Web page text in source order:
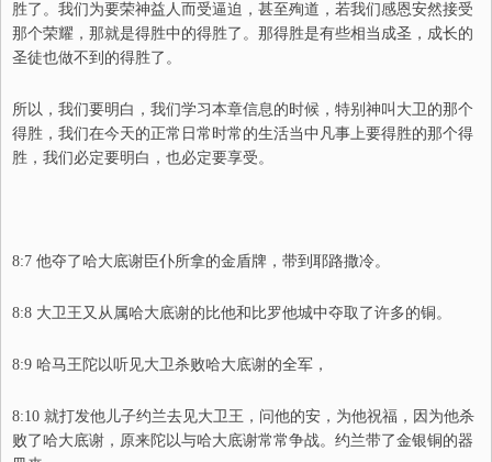
胜了。我们为要荣神益人而受逼迫，甚至殉道，若我们感恩安然接受
那个荣耀，那就是得胜中的得胜了。那得胜是有些相当成圣，成长的
圣徒也做不到的得胜了。
所以，我们要明白，我们学习本章信息的时候，特别神叫大卫的那个
得胜，我们在今天的正常日常时常的生活当中凡事上要得胜的那个得
胜，我们必定要明白，也必定要享受。
8:7 他夺了哈大底谢臣仆所拿的金盾牌，带到耶路撒冷。
8:8 大卫王又从属哈大底谢的比他和比罗他城中夺取了许多的铜。
8:9 哈马王陀以听见大卫杀败哈大底谢的全军，
8:10 就打发他儿子约兰去见大卫王，问他的安，为他祝福，因为他杀
败了哈大底谢，原来陀以与哈大底谢常常争战。约兰带了金银铜的器